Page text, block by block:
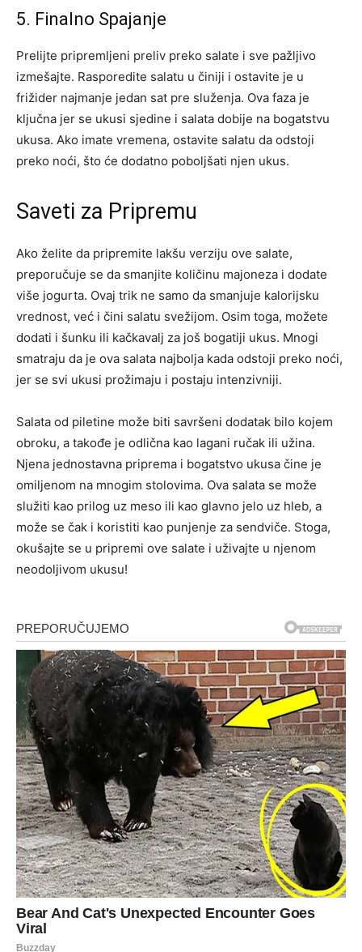
5. Finalno Spajanje
Prelijte pripremljeni preliv preko salate i sve pažljivo
izmešajte. Rasporedite salatu u činiji i ostavite je u
frižider najmanje jedan sat pre služenja. Ova faza je
ključna jer se ukusi sjedine i salata dobije na bogatstvu
ukusa. Ako imate vremena, ostavite salatu da odstoji
preko noći, što će dodatno poboljšati njen ukus.
Saveti za Pripremu
Ako želite da pripremite lakšu verziju ove salate,
preporučuje se da smanjite količinu majoneza i dodate
više jogurta. Ovaj trik ne samo da smanjuje kalorijsku
vrednost, već i čini salatu svežijom. Osim toga, možete
dodati i šunku ili kačkavalj za još bogatiji ukus. Mnogi
smatraju da je ova salata najbolja kada odstoji preko noći,
jer se svi ukusi prožimaju i postaju intenzivniji.
Salata od piletine može biti savršeni dodatak bilo kojem
obroku, a takođe je odlična kao lagani ručak ili užina.
Njena jednostavna priprema i bogatstvo ukusa čine je
omiljenom na mnogim stolovima. Ova salata se može
služiti kao prilog uz meso ili kao glavno jelo uz hleb, a
može se čak i koristiti kao punjenje za sendviče. Stoga,
okušajte se u pripremi ove salate i uživajte u njenom
neodoljivom ukusu!